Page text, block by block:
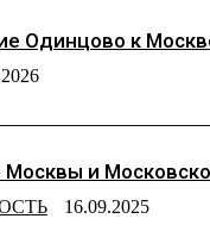
Одинцово к
и
16.09.2025